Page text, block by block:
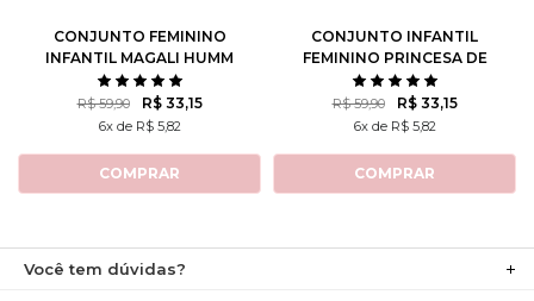
CONJUNTO FEMININO
INFANTIL MAGALI HUMM
AMO MELANCIA- TURMA
DA MÔNICA
R$ 59,90 R$ 33,15
6x de R$ 5,82
COMPRAR
CONJUNTO INFANTIL
FEMININO PRINCESA DE
ATITUDE - TURMA DA
MÔNICA
R$ 59,90 R$ 33,15
6x de R$ 5,82
COMPRAR
Você tem dúvidas?